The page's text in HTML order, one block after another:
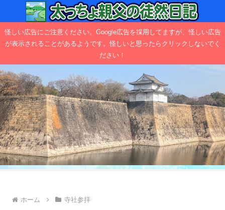
怪しい広告にご注意ください。Google広告を採用してますが、怪しい広告
が表示されることがあるようです。怪しいと思ったらクリックしないでく
ださい！
ホーム 寺社参拝